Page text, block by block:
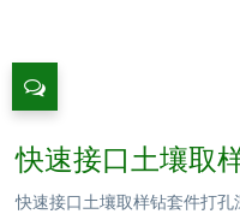
快速接口土壤取
快速接口土壤取样钻套件打